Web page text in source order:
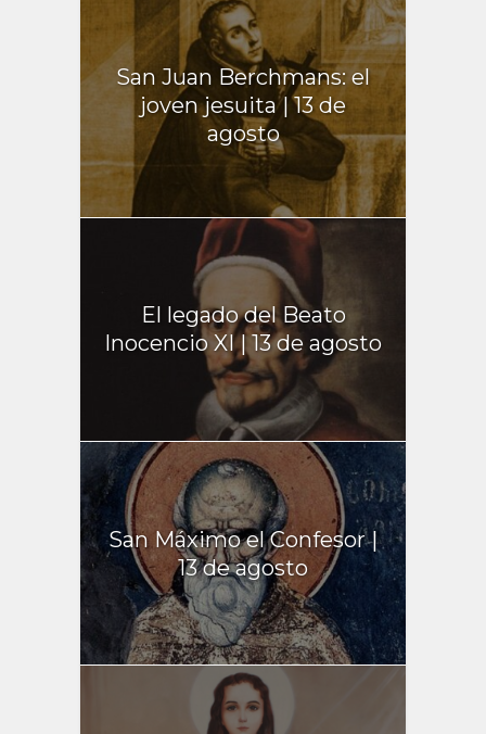
San Juan Berchmans: el
joven jesuita | 13 de
agosto
El legado del Beato
Inocencio XI | 13 de agosto
San Máximo el Confesor |
13 de agosto